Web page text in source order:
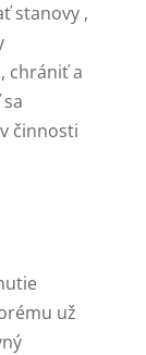
stanovy ,
chrániť a
činnosti
už